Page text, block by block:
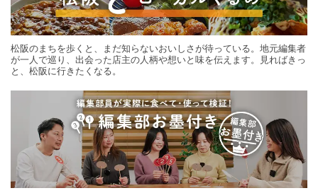
松阪のまちを歩くと、まだ知らないおいしさが待っている。地元編集者
が一人で巡り、出会った店主の人柄や想いと味を伝えます。見ればきっ
と、松阪に行きたくなる。